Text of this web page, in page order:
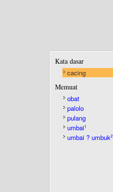
Kata dasar
cacing
Memuat
obat
palolo
pulang
umbai1
umbai ? umbuk2